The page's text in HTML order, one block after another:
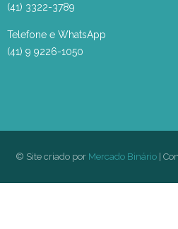
(41) 3322-3789
Telefone e WhatsApp
(41) 9 9226-1050
© Site criado por Mercado Binário|